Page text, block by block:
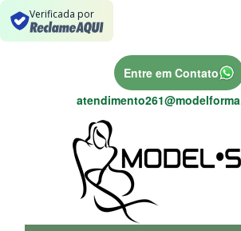
Verificada por
Entre em Contato